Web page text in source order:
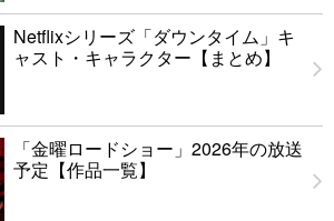
Netflixシリーズ「ダウンタイム」キ
ャスト・キャラクター【まとめ】
「金曜ロードショー」2026年の放送
予定【作品一覧】